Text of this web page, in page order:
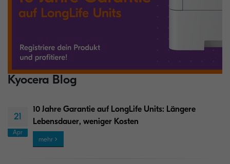
Kyocera Blog
21
Apr
10 Jahre Garantie auf LongLife Units: Längere
Lebensdauer, weniger Kosten
mehr